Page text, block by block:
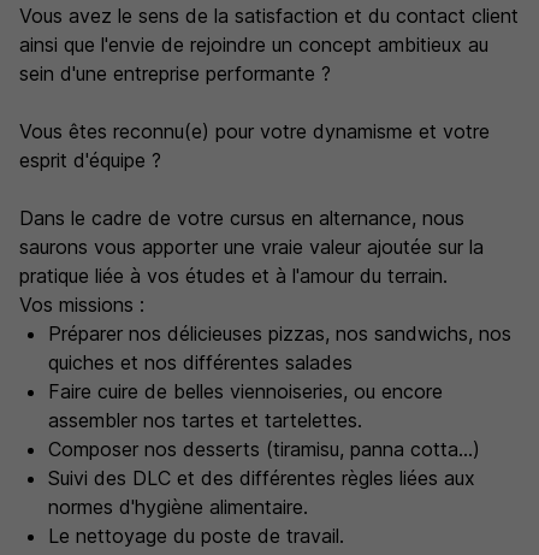
Vous avez le sens de la satisfaction et du contact client
ainsi que l'envie de rejoindre un concept ambitieux au
sein d'une entreprise performante ?
Vous êtes reconnu(e) pour votre dynamisme et votre
esprit d'équipe ?
Dans le cadre de votre cursus en alternance, nous
saurons vous apporter une vraie valeur ajoutée sur la
pratique liée à vos études et à l'amour du terrain.
Vos missions :
Préparer nos délicieuses pizzas, nos sandwichs, nos
quiches et nos différentes salades
Faire cuire de belles viennoiseries, ou encore
assembler nos tartes et tartelettes.
Composer nos desserts (tiramisu, panna cotta...)
Suivi des DLC et des différentes règles liées aux
normes d'hygiène alimentaire.
Le nettoyage du poste de travail.